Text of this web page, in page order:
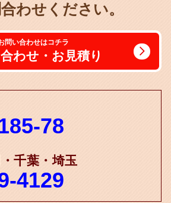
わせください。
問い合わせはコチラ
わせ・お見積り
78
千葉・埼玉
4129